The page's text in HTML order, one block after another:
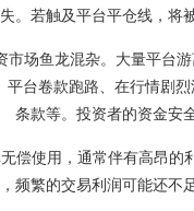
。若触及平台平仓线，将
市场鱼龙混杂。大量平台
台卷款跑路、在行情剧
条款等。投资者的资金安
偿使用，通常伴有高昂
频繁的交易利润可能还不